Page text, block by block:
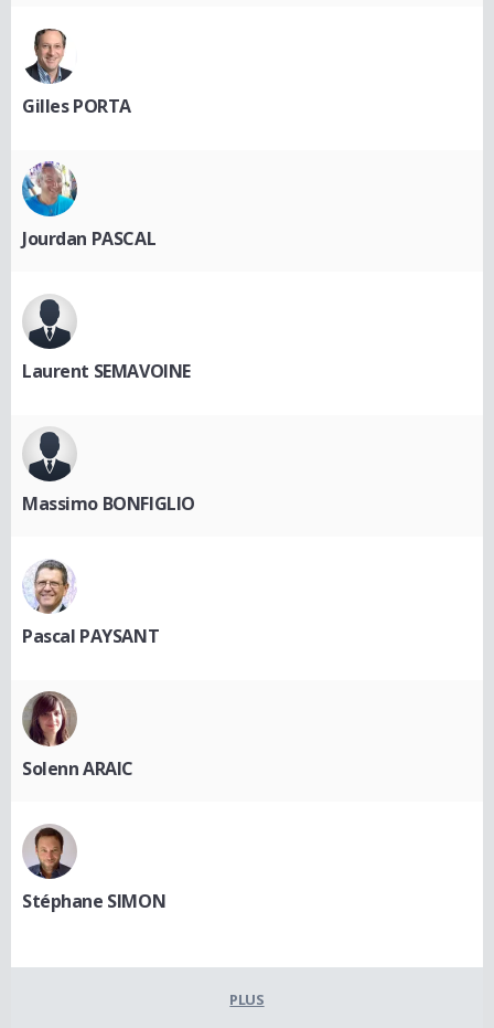
Gilles PORTA
Jourdan PASCAL
Laurent SEMAVOINE
Massimo BONFIGLIO
Pascal PAYSANT
Solenn ARAIC
Stéphane SIMON
PLUS